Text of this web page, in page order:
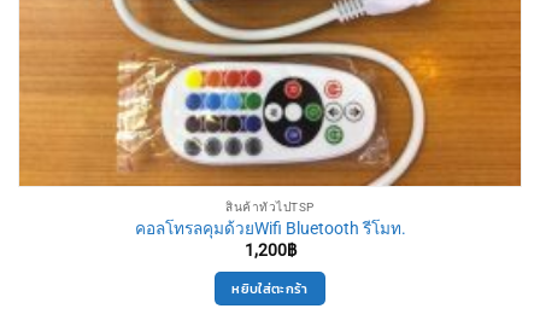
สินค้าทั่วไปTSP
คอลโทรลคุมด้วยWifi Bluetooth รีโมท.
1,200฿
หยิบใส่ตะกร้า